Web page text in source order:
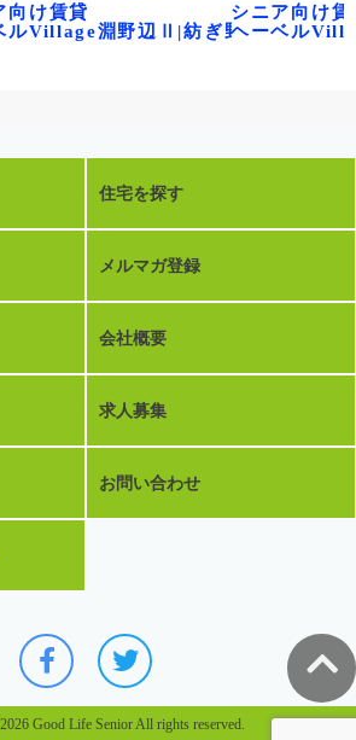
ベル・フロレゾン
向け賃貸
ルVillage淵野辺Ⅱ|紡ぎ野
シニア向け賃
ヘーベル
住宅を探す
メルマガ登録
会社概要
求人募集
お問い合わせ
Good Life Senior All rights reserved.